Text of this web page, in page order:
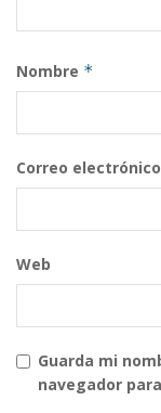
Nombre *
Correo electrónico
Web
Guarda mi
navegador